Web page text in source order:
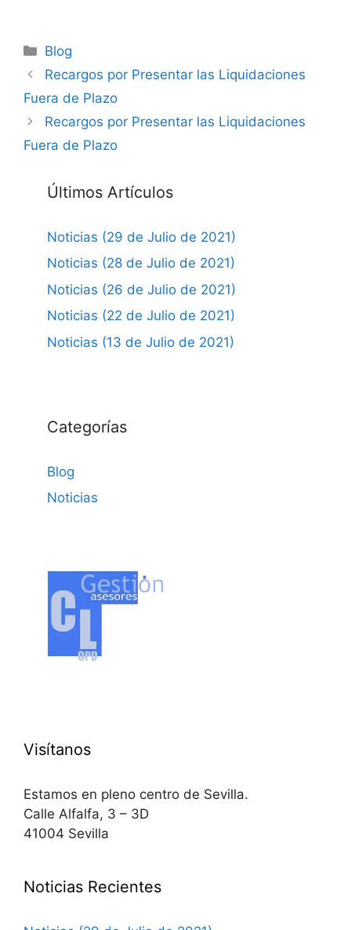
Categorías
Blog
Recargos por Presentar las Liquidaciones
Fuera de Plazo
Recargos por Presentar las Liquidaciones
Fuera de Plazo
Últimos Artículos
Noticias (29 de Julio de 2021)
Noticias (28 de Julio de 2021)
Noticias (26 de Julio de 2021)
Noticias (22 de Julio de 2021)
Noticias (13 de Julio de 2021)
Categorías
Blog
Noticias
Visítanos
Estamos en pleno centro de Sevilla.
Calle Alfalfa, 3 – 3D
41004 Sevilla
Noticias Recientes